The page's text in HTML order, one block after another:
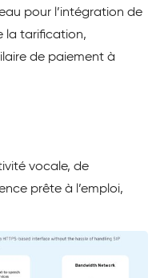
pour l’intégration de
la tarification,
de paiement à
vocale, de
prête à l’emploi,